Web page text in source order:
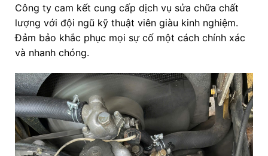
Công ty cam kết cung cấp dịch vụ sửa chữa chất
lượng với đội ngũ kỹ thuật viên giàu kinh nghiệm.
Đảm bảo khắc phục mọi sự cố một cách chính xác
và nhanh chóng.